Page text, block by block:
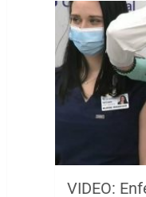
VIDEO: